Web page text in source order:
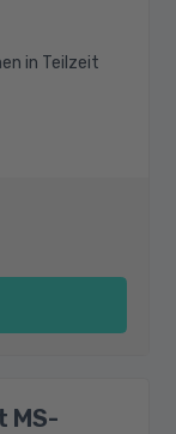
in Teilzeit
MS-